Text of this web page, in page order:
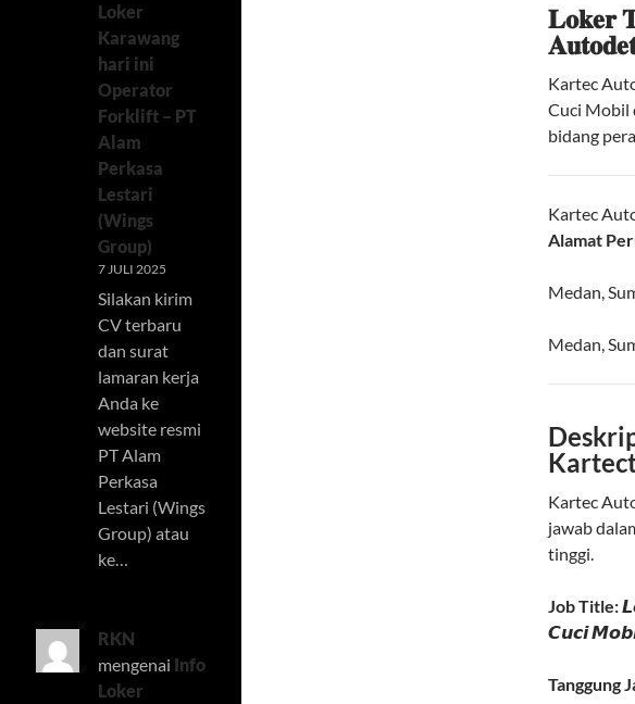
𝐋𝐨𝐤𝐞𝐫
Kartec
Cuci Mobil
bidang
Kartec
Alamat
Medan,
Medan,
Kartec
jawab
tinggi.
Job Title:
𝘾𝙪𝙘𝙞
Tanggung
Loker
Karawang
hari ini
Operator
Forklift – PT
Alam
Perkasa
Lestari
(Wings
Group)
7 JULI 2025
Silakan kirim
CV terbaru
dan surat
lamaran kerja
Anda ke
website resmi
PT Alam
Perkasa
Lestari (Wings
Group) atau
ke…
RKN
mengenai Info
Loker